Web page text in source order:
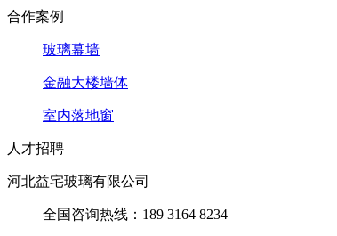
合作案例
玻璃幕墙
金融大楼墙体
室内落地窗
人才招聘
河北益宅玻璃有限公司
全国咨询热线：189 3164 8234